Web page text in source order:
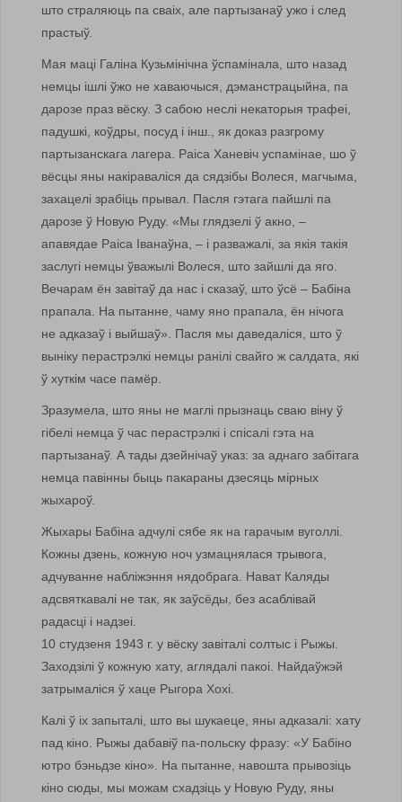
што страляюць па сваіх, але партызанаў ужо і след
прастыў.
Мая маці Галіна Кузьмінічна ўспамінала, што назад
немцы ішлі ўжо не хаваючыся, дэманстрацыйна, па
дарозе праз вёску. З сабою неслі некаторыя трафеі,
падушкі, коўдры, посуд і інш., як доказ разгрому
партызанскага лагера. Раіса Ханевіч успамінае, шо ў
вёсцы яны накіраваліся да сядзібы Волеся, магчыма,
захацелі зрабіць прывал. Пасля гэтага пайшлі па
дарозе ў Новую Руду. «Мы глядзелі ў акно, –
апавядае Раіса Іванаўна, – і разважалі, за якія такія
заслугі немцы ўважылі Волеся, што зайшлі да яго.
Вечарам ён завітаў да нас і сказаў, што ўсё – Бабіна
прапала. На пытанне, чаму яно прапала, ён нічога
не адказаў і выйшаў». Пасля мы даведаліся, што ў
выніку перастрэлкі немцы ранілі свайго ж салдата, які
ў хуткім часе памёр.
Зразумела, што яны не маглі прызнаць сваю віну ў
гібелі немца ў час перастрэлкі і спісалі гэта на
партызанаў. А тады дзейнічаў указ: за аднаго забітага
немца павінны быць пакараны дзесяць мірных
жыхароў.
Жыхары Бабіна адчулі сябе як на гарачым вуголлі.
Кожны дзень, кожную ноч узмацнялася трывога,
адчуванне набліжэння нядобрага. Нават Каляды
адсвяткавалі не так, як заўсёды, без асаблівай
радасці і надзеі.
10 студзеня 1943 г. у вёску завіталі солтыс і Рыжы.
Заходзілі ў кожную хату, аглядалі пакоі. Найдаўжэй
затрымаліся ў хаце Рыгора Хохі.
Калі ў іх запыталі, што вы шукаеце, яны адказалі: хату
пад кіно. Рыжы дабавіў па-польску фразу: «У Бабіно
ютро бэньдзе кіно». На пытанне, навошта прывозіць
кіно сюды, мы можам схадзіць у Новую Руду, яны